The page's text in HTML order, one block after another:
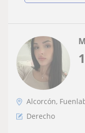
Alcorcón,
Derecho